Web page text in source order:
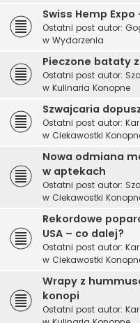
Swiss Hemp
Ostatni post autor:
w Wydarzenia
Pieczone bataty
Ostatni post autor:
w Kulinaria Konopne
Szwajcaria
Ostatni post autor:
w Ciekawostki
Nowa odmiana
w aptekach
Ostatni post autor:
w Ciekawostki
Rekordowe
USA – co dalej?
Ostatni post autor:
w Ciekawostki
Wrapy z
konopi
Ostatni post autor: